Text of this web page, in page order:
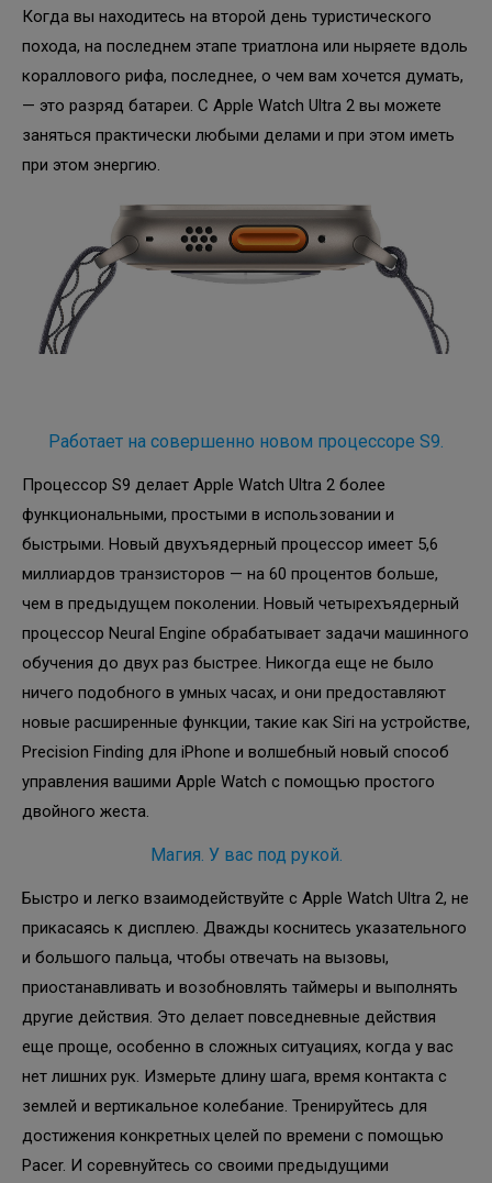
Когда вы находитесь на второй день туристического
похода, на последнем этапе триатлона или ныряете вдоль
кораллового рифа, последнее, о чем вам хочется думать,
— это разряд батареи. С Apple Watch Ultra 2 вы можете
заняться практически любыми делами и при этом иметь
при этом энергию.
Работает на совершенно новом процессоре S9.
Процессор S9 делает Apple Watch Ultra 2 более
функциональными, простыми в использовании и
быстрыми. Новый двухъядерный процессор имеет 5,6
миллиардов транзисторов — на 60 процентов больше,
чем в предыдущем поколении. Новый четырехъядерный
процессор Neural Engine обрабатывает задачи машинного
обучения до двух раз быстрее. Никогда еще не было
ничего подобного в умных часах, и они предоставляют
новые расширенные функции, такие как Siri на устройстве,
Precision Finding для iPhone и волшебный новый способ
управления вашими Apple Watch с помощью простого
двойного жеста.
Магия. У вас под рукой.
Быстро и легко взаимодействуйте с Apple Watch Ultra 2, не
прикасаясь к дисплею. Дважды коснитесь указательного
и большого пальца, чтобы отвечать на вызовы,
приостанавливать и возобновлять таймеры и выполнять
другие действия. Это делает повседневные действия
еще проще, особенно в сложных ситуациях, когда у вас
нет лишних рук. Измерьте длину шага, время контакта с
землей и вертикальное колебание. Тренируйтесь для
достижения конкретных целей по времени с помощью
Pacer. И соревнуйтесь со своими предыдущими